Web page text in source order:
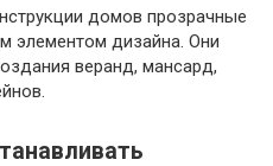
домов прозрачные
элементом дизайна. Они
веранд, мансард,